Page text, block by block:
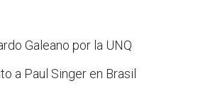
Galeano por la UNQ
a Paul Singer en Brasil